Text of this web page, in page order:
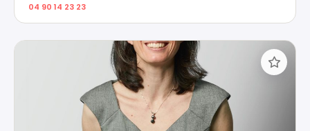
04 90 14 23 23